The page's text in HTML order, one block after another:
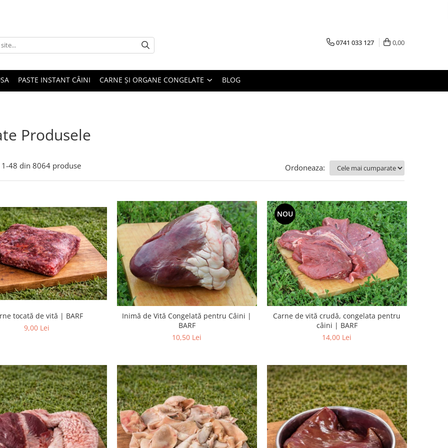
0741 033 127 0,00
PASTE INSTANT CÂINI CARNE ȘI ORGANE CONGELATE BLOG
Produsele
1-48 din 8064 produse Ordoneaza:
tocată de vită | BARF
9,00 Lei
Inimă de Vită Congelată pentru Câini |
BARF
10,50 Lei
NOU
Carne de vită crudă, congelata pentru
câini | BARF
14,00 Lei